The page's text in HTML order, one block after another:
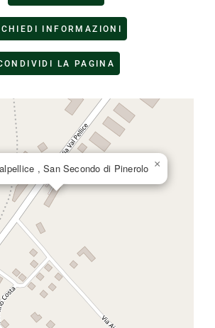
INFORMAZIONI
LA PAGINA
, San Secondo di Pinerolo ×